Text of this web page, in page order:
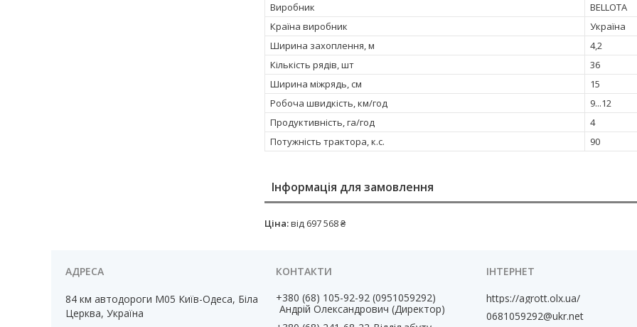
Виробник
BELLOTA
Країна виробник
Україна
Ширина захоплення, м
4,2
Кількість рядів, шт
36
Ширина міжрядь, см
15
Робоча швидкість, км/год
9...12
Продуктивність, га/год
4
Потужність трактора, к.с.
90
Інформація для замовлення
Ціна:від 697 568 ₴
84 км автодороги М05 Київ-Одеса, Біла
Церква, Україна
+380 (68) 105-92-92 0951059292
Андрій Олександрович (Директор)
https://agrott.olx.ua/
0681059292@ukr.net